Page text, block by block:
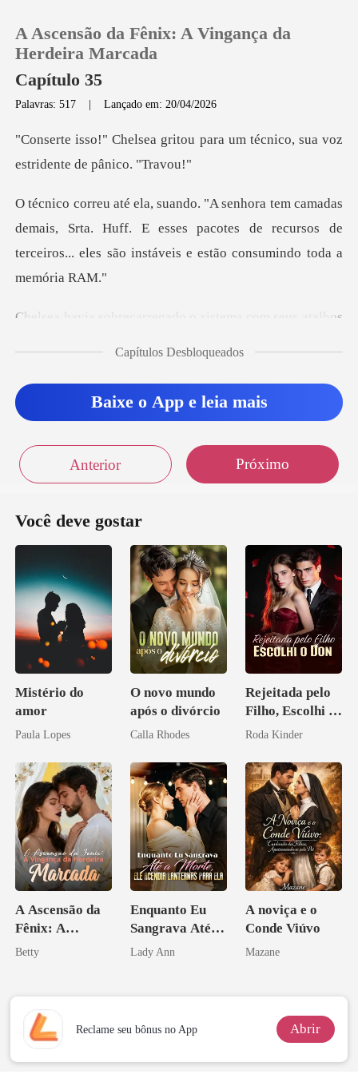
Loja
Histórico
Sair
A Ascensão da Fênix: A Vingança da
Herdeira Marcada
Capítulo 35
Palavras: 517 |Lançado em: 20/04/2026
ou para um técnico, sua voz
e
mais, Srta. Huff. E esses pacotes de recursos de
terceiros.
do o sistema com seus atal
Capítulos Desbloqueados
Baixe o App e leia mais
Anterior Próximo
Você deve gostar
Mistério do
amor
Paula Lopes
O novo mundo
após o divórcio
Calla Rhodes
Rejeitada pelo
Filho, Escolhi o
Don
Roda Kinder
A Ascensão da
Fênix: A
Vingança da
Betty
Enquanto Eu
Sangrava Até a
Morte, Ele
Ela
Lady Ann
A noviça e o
Conde Viúvo
Mazane
Reclame seu bônus no App Abrir